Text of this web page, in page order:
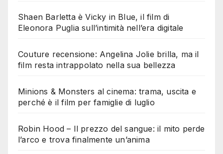
Shaen Barletta è Vicky in Blue, il film di
Eleonora Puglia sull’intimità nell’era digitale
Couture recensione: Angelina Jolie brilla, ma il
film resta intrappolato nella sua bellezza
Minions & Monsters al cinema: trama, uscita e
perché è il film per famiglie di luglio
Robin Hood – Il prezzo del sangue: il mito perde
l’arco e trova finalmente un’anima